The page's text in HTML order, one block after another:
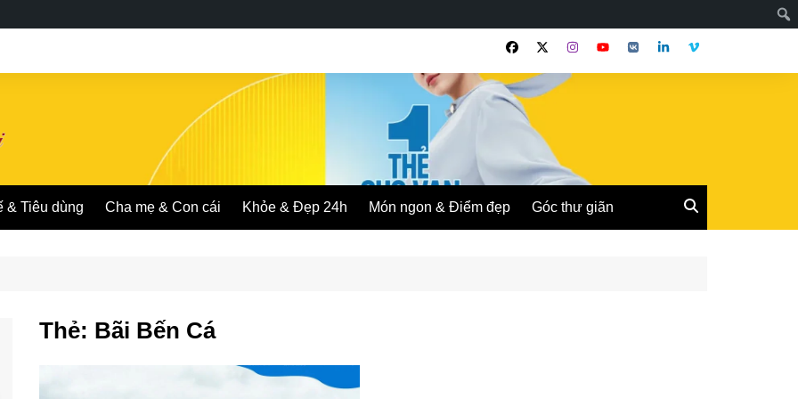
& Tiêu dùng Cha mẹ & Con cái Khỏe & Đẹp 24h Món ngon & Điểm đẹp Góc thư giãn
Thẻ: Bãi Bến Cá